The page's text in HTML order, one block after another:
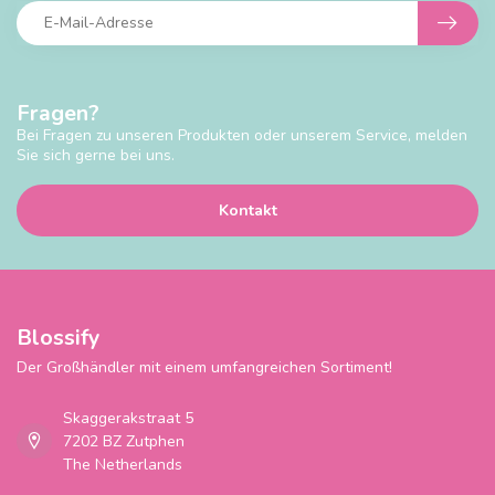
Fragen?
Bei Fragen zu unseren Produkten oder unserem Service, melden
Sie sich gerne bei uns.
Kontakt
Blossify
Der Großhändler mit einem umfangreichen Sortiment!
Skaggerakstraat 5
7202 BZ Zutphen
The Netherlands